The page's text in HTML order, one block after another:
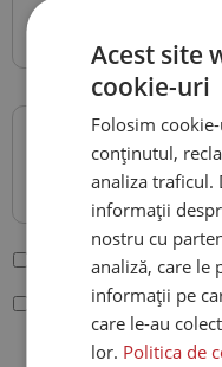
Sunt de acord cu
Conform legiilor nr.
ca datele mele cu
procesarea
Acest site
cookie-uri
Folosim
conținutul,
analiza traficul.
informații
nostru cu
analiză, care le
informații pe
care le-au
lor. Politica de